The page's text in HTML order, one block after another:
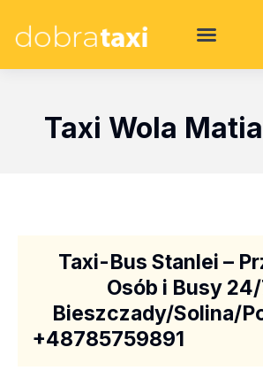
Taxi Wola
Taxi-Bus Stanlei –
Osób i Busy
Bieszczady/Solina/
+48785759891